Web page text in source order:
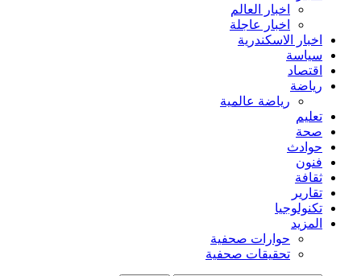
اخبار العالم
اخبار عاجلة
اخبار الاسكندرية
سياسة
اقتصاد
رياضة
رياضة عالمية
تعليم
صحة
حوادث
فنون
ثقافة
تقارير
تكنولوجيا
المزيد
حوارات صحفية
تحقيقات صحفية